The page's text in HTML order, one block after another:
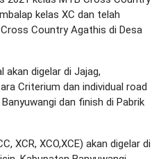
kelas XC dan telah
Country Agathis di Desa
akan digelar di Jajag,
Criterium dan individual road
dan finish di Pabrik
XCR, XCO,XCE) akan digelar di